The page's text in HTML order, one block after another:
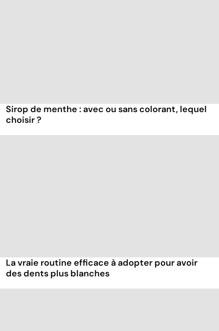
Sirop de menthe : avec ou sans colorant, lequel
choisir ?
La vraie routine efficace à adopter pour avoir
des dents plus blanches